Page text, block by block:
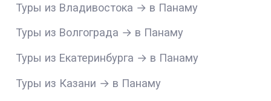
Туры из Владивостока → в Панаму
Туры из Волгограда → в Панаму
Туры из Екатеринбурга → в Панаму
Туры из Казани → в Панаму